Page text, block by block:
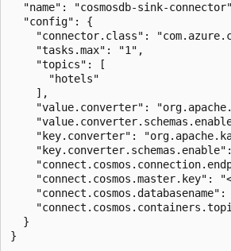
"name": "cosmosdb-sink-
  "config": {
"connector.class":
    "tasks.max": "1",
    "topics": [
      "hotels"
    ],
"value.converter":
"key.converter":
"connect.cosmos.master.key":
"connect.cosmos.databasename":
  }